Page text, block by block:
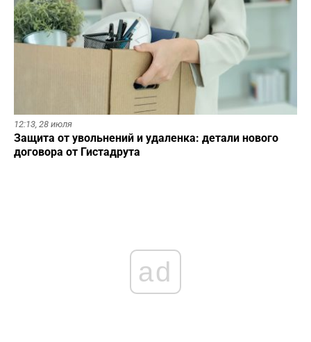
12:13, 28 июля
Защита от увольнений и удаленка: детали нового
договора от Гистадрута
ad